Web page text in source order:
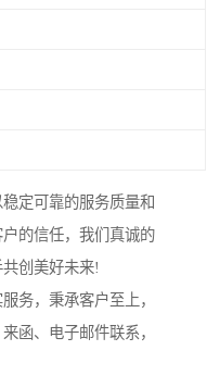
定可靠的服务质量和
的信任，我们真诚的
创美好未来!
务，秉承客户至上，
函、电子邮件联系，